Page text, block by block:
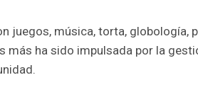
juegos, música, torta, globología,
más ha sido impulsada por la